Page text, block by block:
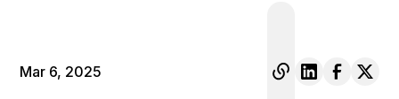
Mar 6, 2025